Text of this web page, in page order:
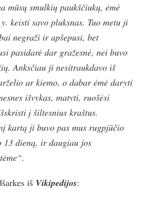
mūsų smulkių paukščiukų, ėmė
keisti savo pluksnas. Tuo metu ji
negraži ir apšepusi, bet
pasidarė dar gražesnė, nei buvo
Anksčiau ji nesitraukdavo iš
ar kiemo, o dabar ėmė daryti
išvykas, matyti, ruošėsi
į šiltesnius kraštus.
kartą ji buvo pas mus rugpjūčio
13 dieną, ir daugiau jos
iš Vikipedijos: